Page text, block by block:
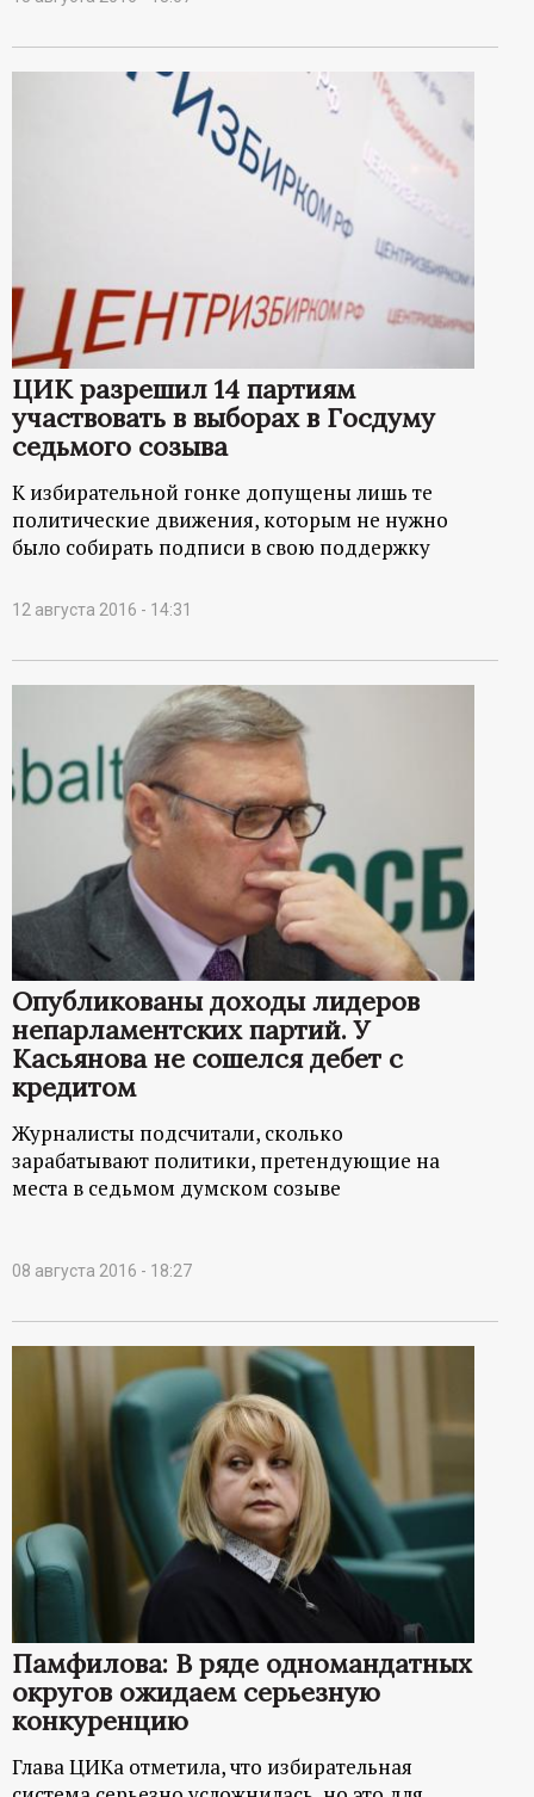
ЦИК разрешил 14 партиям
участвовать в выборах в Госдуму
седьмого созыва
К избирательной гонке допущены лишь те
политические движения, которым не нужно
было собирать подписи в свою поддержку
12 августа 2016 - 14:31
Опубликованы доходы лидеров
непарламентских партий. У
Касьянова не сошелся дебет с
кредитом
Журналисты подсчитали, сколько
зарабатывают политики, претендующие на
места в седьмом думском созыве
08 августа 2016 - 18:27
Памфилова: В ряде одномандатных
округов ожидаем серьезную
конкуренцию
Глава ЦИКа отметила, что избирательная